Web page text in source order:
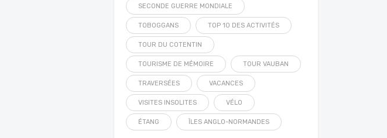
SECONDE GUERRE MONDIALE
TOBOGGANS TOP 10 DES ACTIVITÉS
TOUR DU COTENTIN
TOURISME DE MÉMOIRE TOUR VAUBAN
TRAVERSÉES VACANCES
VISITES INSOLITES VÉLO
ÉTANG ÎLES ANGLO-NORMANDES